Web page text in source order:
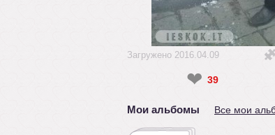
Загружено 2016.04.09
❤ 39
Мои альбомы Все мои